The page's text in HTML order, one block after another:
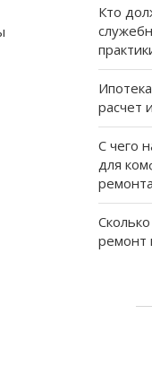
Кто
расчет
С чего
для
ремонта
ремонт